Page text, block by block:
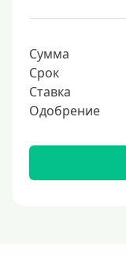
Сумма
Срок
Ставка
Одобрение